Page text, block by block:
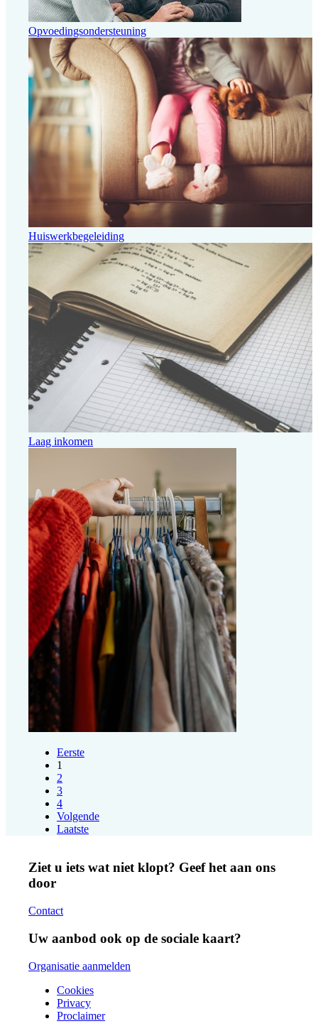
Opvoedingsondersteuning
Huiswerkbegeleiding
Laag inkomen
Eerste
1
2
3
4
Volgende
Laatste
Ziet u iets wat niet klopt? Geef het aan ons
door
Contact
Uw aanbod ook op de sociale kaart?
Organisatie aanmelden
Cookies
Privacy
Proclaimer